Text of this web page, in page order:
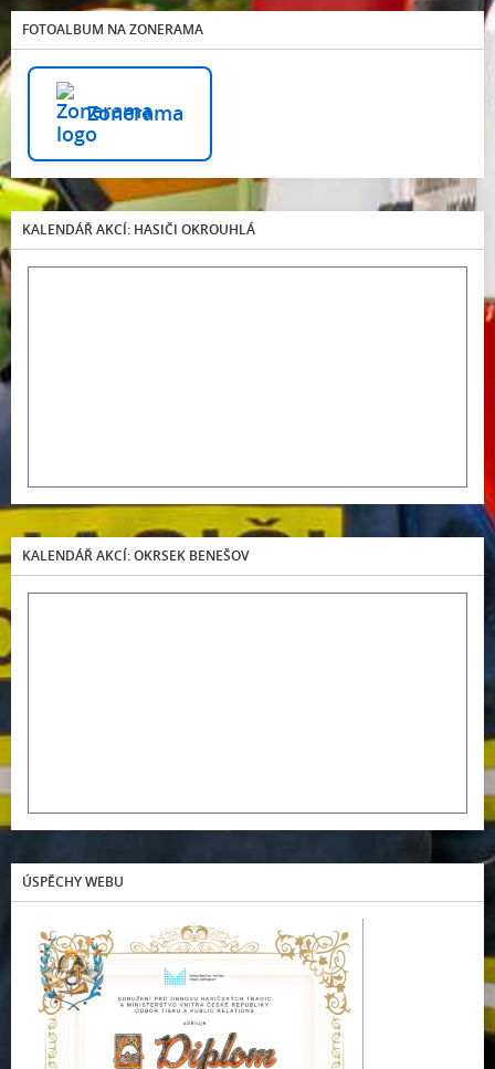
FOTOALBUM NA ZONERAMA
Zonerama
KALENDÁŘ AKCÍ: HASIČI OKROUHLÁ
KALENDÁŘ AKCÍ: OKRSEK BENEŠOV
ÚSPĚCHY WEBU